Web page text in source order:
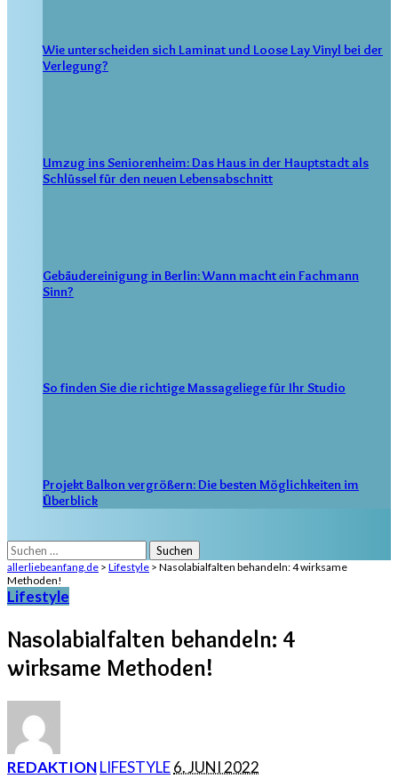
Wie unterscheiden sich Laminat und Loose Lay Vinyl bei der
Verlegung?
Umzug ins Seniorenheim: Das Haus in der Hauptstadt als
Schlüssel für den neuen Lebensabschnitt
Gebäudereinigung in Berlin: Wann macht ein Fachmann
Sinn?
So finden Sie die richtige Massageliege für Ihr Studio
Projekt Balkon vergrößern: Die besten Möglichkeiten im
Überblick
Suchen
nach:
allerliebeanfang.de > Lifestyle > Nasolabialfalten behandeln: 4 wirksame
Methoden!
Lifestyle
Nasolabialfalten behandeln: 4
wirksame Methoden!
POSTED
REDAKTIONLIFESTYLE6. JUNI 2022